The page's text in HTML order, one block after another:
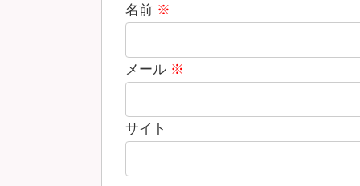
名前 ※
メール ※
サイト